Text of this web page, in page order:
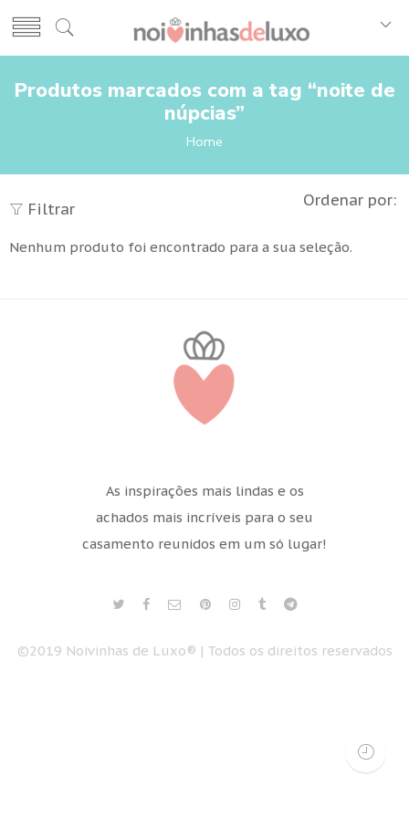
Produtos marcados com a tag “noite de
núpcias”
Home
Filtrar Ordenar por:
Nenhum produto foi encontrado para a sua seleção.
As inspirações mais lindas e os
achados mais incríveis para o seu
casamento reunidos em um só lugar!
©2019 Noivinhas de Luxo® | Todos os direitos reservados